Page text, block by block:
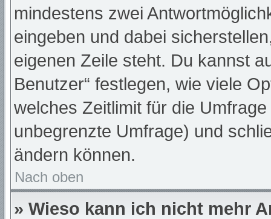
mindestens zwei
eingeben und dabei
eigenen Zeile steht. Du kannst
Benutzer“ festlegen, wie viele
welches Zeitlimit für die
unbegrenzte Umfrage) und
ändern können.
Nach oben
» Wieso kann ich nicht mehr